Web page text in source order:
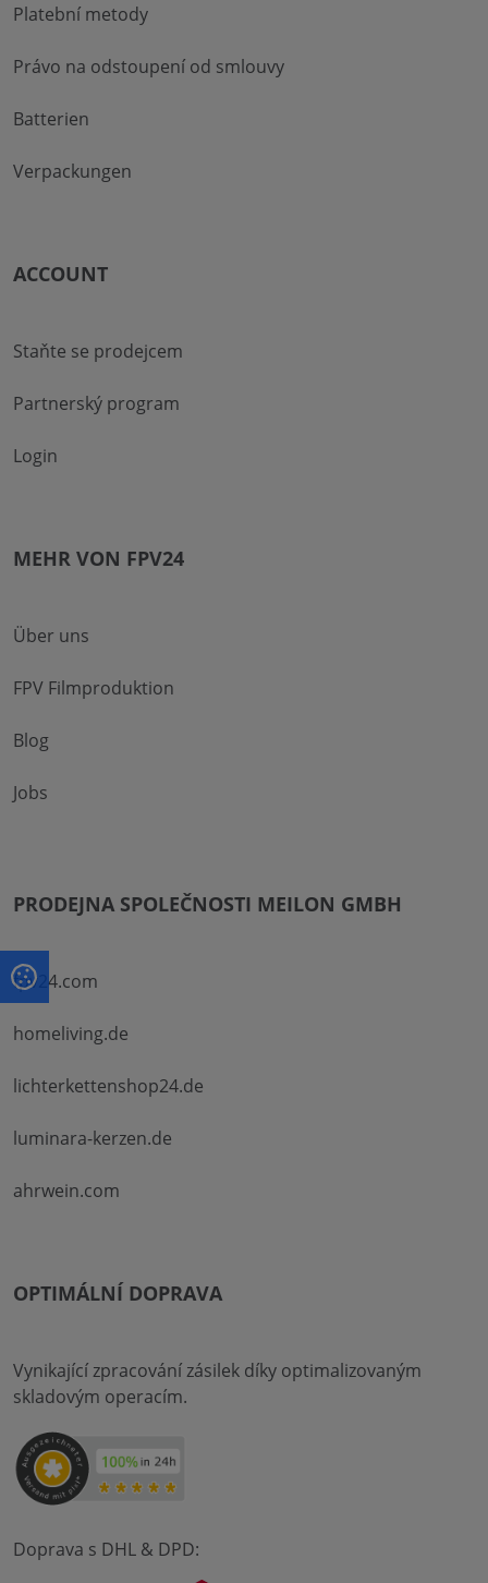
Platební metody
Právo na odstoupení od smlouvy
Batterien
Verpackungen
ACCOUNT
Staňte se prodejcem
Partnerský program
Login
MEHR VON FPV24
Über uns
FPV Filmproduktion
Blog
Jobs
PRODEJNA SPOLEČNOSTI MEILON GMBH
fpv24.com
homeliving.de
lichterkettenshop24.de
luminara-kerzen.de
ahrwein.com
OPTIMÁLNÍ DOPRAVA
Vynikající zpracování zásilek díky optimalizovaným
skladovým operacím.
Doprava s DHL & DPD: